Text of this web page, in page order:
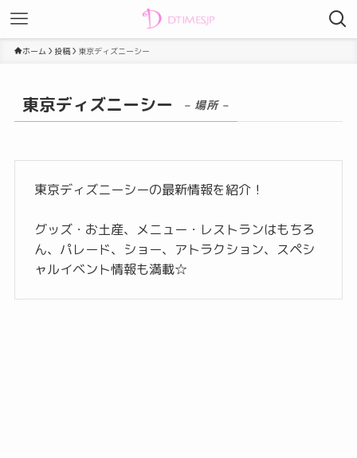
ホーム 投稿 東京ディズニーシー
東京ディズニーシー – 場所 –
東京ディズニーシーの最新情報を紹介！
グッズ・お土産、メニュー・レストランはもちろ
ん、パレード、ショー、アトラクション、スペシ
ャルイベント情報も満載☆